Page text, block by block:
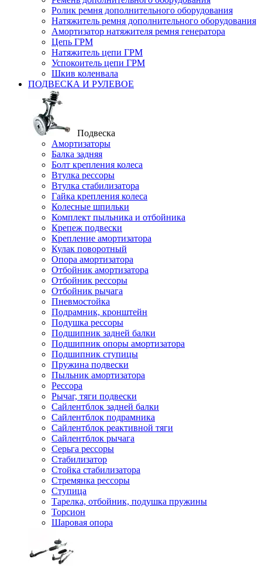
Ролик ремня дополнительного оборудования
Натяжитель ремня дополнительного оборудования
Амортизатор натяжителя ремня генератора
Цепь ГРМ
Натяжитель цепи ГРМ
Успокоитель цепи ГРМ
Шкив коленвала
ПОДВЕСКА И РУЛЕВОЕ
Подвеска
Амортизаторы
Балка задняя
Болт крепления колеса
Втулка рессоры
Втулка стабилизатора
Гайка крепления колеса
Колесные шпильки
Комплект пыльника и отбойника
Крепеж подвески
Крепление амортизатора
Кулак поворотный
Опора амортизатора
Отбойник амортизатора
Отбойник рессоры
Отбойник рычага
Пневмостойка
Подрамник, кронштейн
Подушка рессоры
Подшипник задней балки
Подшипник опоры амортизатора
Подшипник ступицы
Пружина подвески
Пыльник амортизатора
Рессора
Рычаг, тяги подвески
Сайлентблок задней балки
Сайлентблок подрамника
Сайлентблок реактивной тяги
Сайлентблок рычага
Серьга рессоры
Стабилизатор
Стойка стабилизатора
Стремянка рессоры
Ступица
Тарелка, отбойник, подушка пружины
Торсион
Шаровая опора